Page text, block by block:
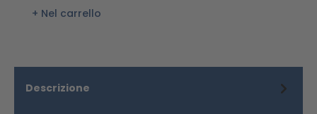
Nel carrello
Descrizione